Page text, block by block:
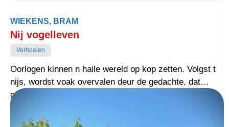
WIEKENS, BRAM
Nij vogelleven
Verhoalen
Oorlogen kinnen n haile wereld op kop zetten. Volgst t
nijs, wordst voak overvalen deur de gedachte, dat
oorlog normoalste zoak van de wereld is. Der binnen
boudel eerst op en over de kop mout, veurdat der grui